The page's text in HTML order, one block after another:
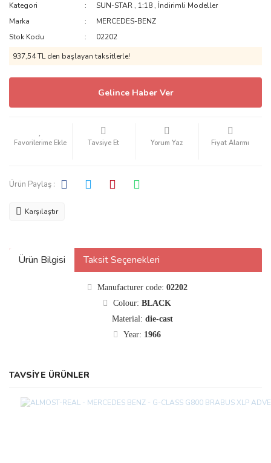
Kategori SUN-STAR , 1:18 , İndirimli Modeller
Marka
MERCEDES-BENZ
Stok Kodu
02202
937,54 TL den başlayan taksitlerle!
Gelince Haber Ver
Tavsiye Et Yorum Yaz Fiyat Alarmı
Ürün Paylaş :
Karşılaştır
Ürün Bilgisi Taksit Seçenekleri
Manufacturer code: 02202
Colour: BLACK
Material: die-cast
Year: 1966
TAVSİYE ÜRÜNLER